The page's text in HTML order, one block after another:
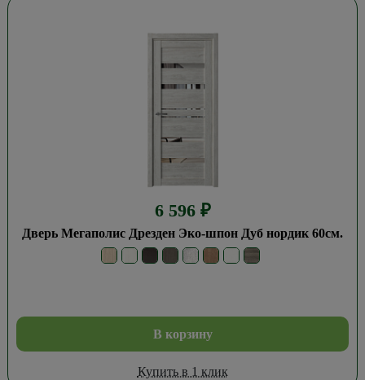
6 596 ₽
Дверь Мегаполис Дрезден Эко-шпон Дуб нордик 60см.
В корзину
Купить в 1 клик